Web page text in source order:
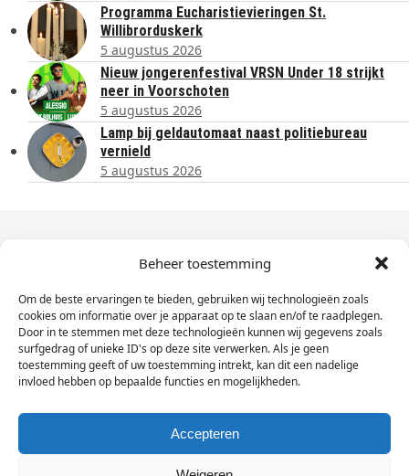
Beheer toestemming
Om de beste ervaringen te bieden, gebruiken wij technologieën zoals
cookies om informatie over je apparaat op te slaan en/of te raadplegen.
Door in te stemmen met deze technologieën kunnen wij gegevens zoals
surfgedrag of unieke ID's op deze site verwerken. Als je geen
toestemming geeft of uw toestemming intrekt, kan dit een nadelige
invloed hebben op bepaalde functies en mogelijkheden.
Accepteren
Programma Eucharistievieringen St.
Willibrorduskerk
5 augustus 2026
Nieuw jongerenfestival VRSN Under 18 strijkt
neer in Voorschoten
5 augustus 2026
Lamp bij geldautomaat naast politiebureau
vernield
5 augustus 2026
Dagelijks het laatste nieuws in je e-mail?
Vul
hier
je
e-
mailadres
in
Sign Up